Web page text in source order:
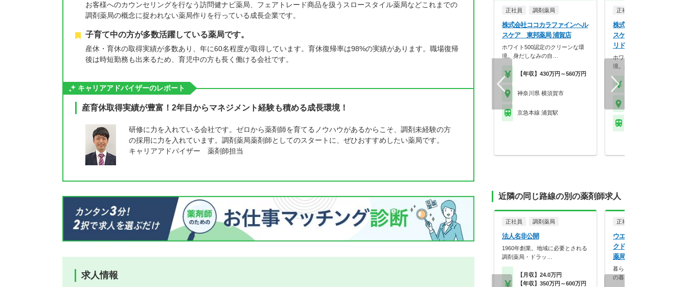
お客様へのカウンセリングを行なう訪問健ナビ薬局、フェアトレード商品を扱うスロースタイル薬局などこれまでの
調剤薬局の概念に捉われない薬局作りを行っている成長企業です。
子育て中の方が多数活躍している薬局です。
産休・育休の取得実績が多数あり、年に60名程度が取得しています。育休復帰率は98%の実績があります。職場復帰
後は時短勤務も出来るため、育児中の方も長く働ける会社です。
キャリアアドバイザーのレポート
産育休取得実績が豊富！2年目からマネジメント経験も積める成長環境！
研修に力を入れている会社です。ゼロから薬剤師を育てるノウハウがあるからこそ、調剤未経験の方
の採用に力を入れています。調剤薬局薬剤師としてのスタートに、ぜひおすすめしたい薬局です。
キャリアアドバイザー 薬剤師担当
求人情報
正社員 調剤薬局
株式会社ココカラファインヘル
スケア 東邦薬局 浦賀店
ホワイト500認定のクリーンな環
境。身だしなみの自…
【年収】430万円～560万円
神奈川県 横須賀市
京急本線 浦賀駅
正社員
株式会社ココカラファイ
スケア ココカラファイ
リドレ横須賀店
ホワイト500認定のクリーン
境。身だしなみの自…
近隣の同じ路線の別の薬剤師求人
正社員 調剤薬局
法人名非公開
1960年創業。地域に必要とされる
調剤薬局・ドラッ…
【月収】24.0万円
【年収】350万円～600万円
正社員
ウエルシア薬局株式会社
クドラッグ久里浜駅前は
薬局
暮らしを支える仕事だから、
の暮らしも大切に。業…